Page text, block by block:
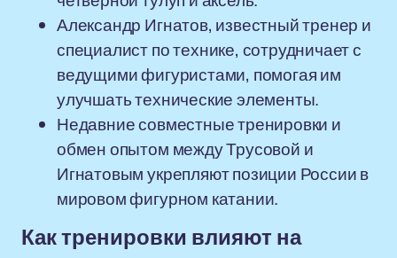
Александр Игнатов, известный тренер и
специалист по технике, сотрудничает с
ведущими фигуристами, помогая им
улучшать технические элементы.
Недавние совместные тренировки и
обмен опытом между Трусовой и
Игнатовым укрепляют позиции России в
мировом фигурном катании.
Как тренировки влияют на